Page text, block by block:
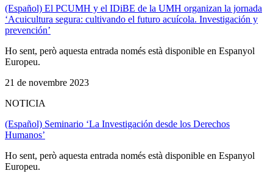
(Español) El PCUMH y el IDiBE de la UMH organizan la jornada
‘Acuicultura segura: cultivando el futuro acuícola. Investigación y
prevención’
Ho sent, però aquesta entrada només està disponible en Espanyol
Europeu.
21 de novembre 2023
NOTICIA
(Español) Seminario ‘La Investigación desde los Derechos
Humanos’
Ho sent, però aquesta entrada només està disponible en Espanyol
Europeu.